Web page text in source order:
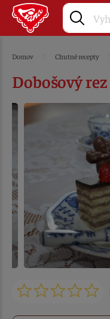
Domov Chutné recepty
Dobošový rez